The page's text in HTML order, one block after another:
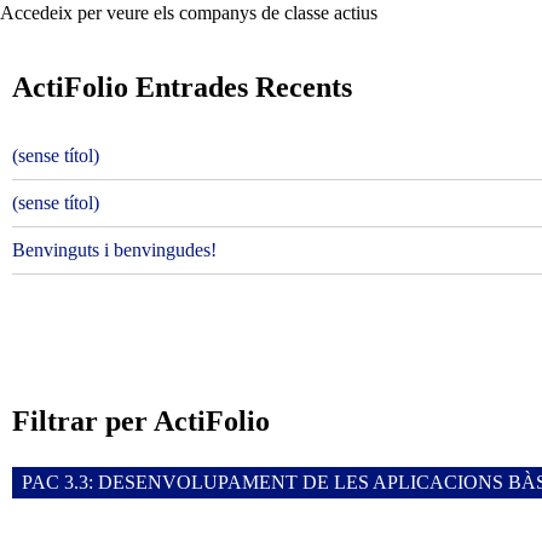
Accedeix per veure els companys de classe actius
ActiFolio Entrades Recents
(sense títol)
(sense títol)
Benvinguts i benvingudes!
Filtrar per ActiFolio
PAC 3.3: DESENVOLUPAMENT DE LES APLICACIONS